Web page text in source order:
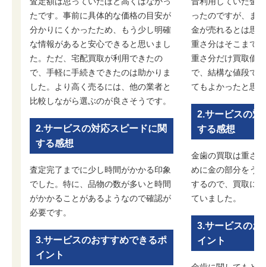
たです。事前に具体的な価格の目安が
分かりにくかったため、もう少し明確
な情報があると安心できると思いまし
た。ただ、宅配買取が利用できたの
で、手軽に手続きできたのは助かりま
した。より高く売るには、他の業者と
比較しながら選ぶのが良さそうです。
2.サービスの対応スピードに関
する感想
査定完了までに少し時間がかかる印象
でした。特に、品物の数が多いと時間
がかかることがあるようなので確認が
必要です。
3.サービスのおすすめできるポ
イント
ったのですが、ま
金が売れるとは思
重さ分はそこまで
重さ分だけ買取価
で、結構な値段で
てもよかったと思
2.サービスの対
する感想
金歯の買取は重さ
めに金の部分をう
するので、買取に
ていました。
3.サービスのお
イント